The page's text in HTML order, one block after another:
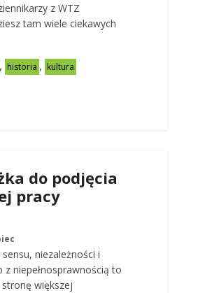
z WTZ
tam wiele ciekawych
, historia , kultura
do podjęcia
pracy
niezależności i
z niepełnosprawnością to
większej